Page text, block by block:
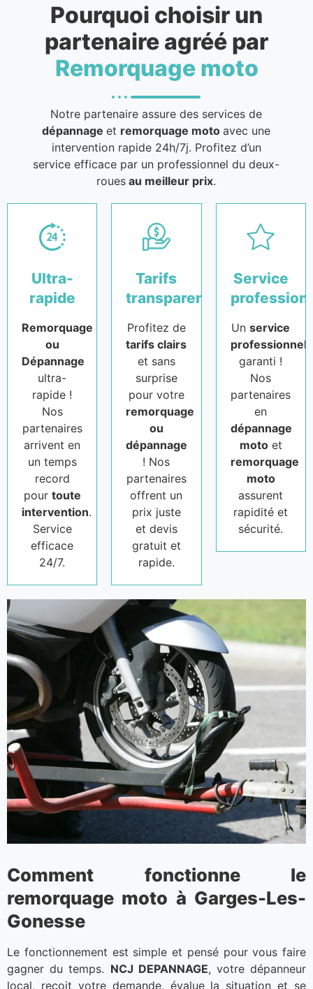
Pourquoi choisir un
partenaire agréé par
Remorquage moto
Notre partenaire assure des services de
dépannageet remorquage motoavec une
intervention rapide 24h/7j. Profitez d’un
service efficace par un professionnel du deux-
roues au meilleur prix.
Ultra-
rapide
Remorquage
ou
Dépannage
ultra-
rapide !
Nos
partenaires
arrivent en
un temps
record
pour toute
intervention.
Service
efficace
24/7.
Tarifs
transparents
Profitez de
tarifs clairs
et sans
surprise
pour votre
remorquage
ou
dépannage
! Nos
partenaires
offrent un
prix juste
et devis
gratuit et
rapide.
Service
Unservice
professionnel
garanti !
Nos
partenaires
en
dépannage
motoet
remorquage
moto
assurent
rapidité et
sécurité.
Comment fonctionne le
remorquage moto à Garges-Les-
Gonesse
Le fonctionnement est simple et pensé pour vous faire
gagner du temps. NCJ DEPANNAGE, votre dépanneur
local, reçoit votre demande, évalue la situation et se